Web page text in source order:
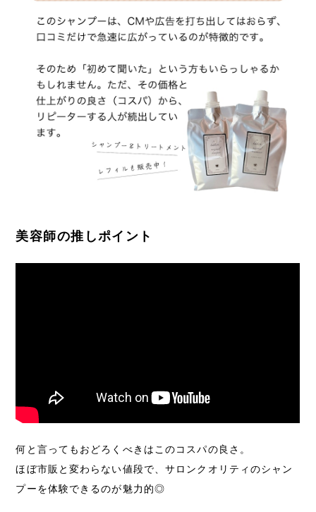
美容師の推しポイント
何と言ってもおどろくべきはこのコスパの良さ。
ほぼ市販と変わらない値段で、サロンクオリティのシャン
プーを体験できるのが魅力的◎